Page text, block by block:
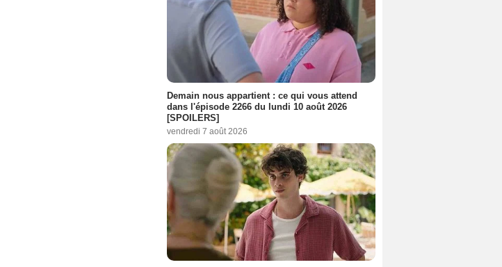
Demain nous appartient : ce qui vous attend
dans l'épisode 2266 du lundi 10 août 2026
[SPOILERS]
vendredi 7 août 2026